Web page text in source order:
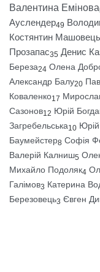
Валентина Емінова
Ауслендер49
Костянтин Машовець
Прозапас35 Денис
Береза24 Олена
Александр Балу20
Коваленко17
Сазонов12 Юрій
Загребельська10
Баумейстер8 Софія
Валерій Калниш5
Михайло Подоляк4
Галімов3 Катерина
Березовець3 Євген